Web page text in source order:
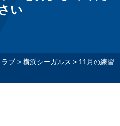
さい
ラブ> 横浜シーガルス > 11月の練習